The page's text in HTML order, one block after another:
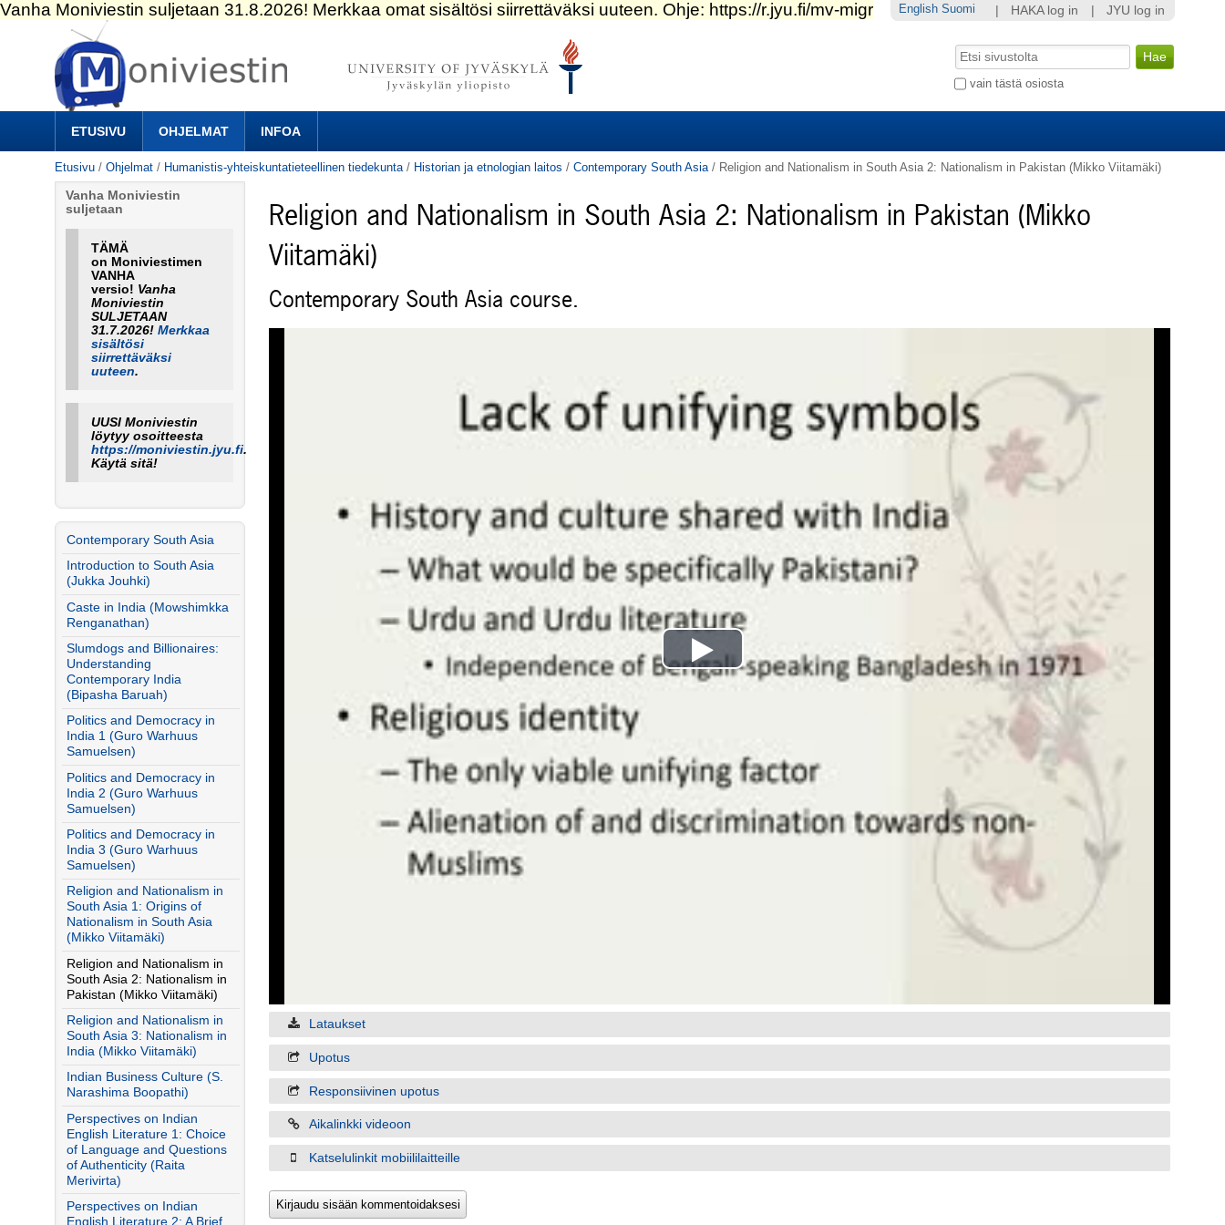
Siirry
sisältöön.
|
Siirry
navigointiin
ETUSIVU OHJELMAT INFOA
Hae
vain tästä osiosta
Laajennettu
Etusivu /Ohjelmat / Humanistis-yhteiskuntatieteellinen tiedekunta / Historian ja etnologian laitos /Contemporary South Asia / Religion and Nationalism in South Asia 2: Nationalism in Pakistan (Mikko Viitamäki)
Religion and Nationalism in South Asia 2: Nationalism in Pakistan (Mikko
Viitamäki)
Contemporary South Asia course.
Play
Lataukset
Upotus
Responsiivinen upotus
Aikalinkki videoon
Katselulinkit mobiililaitteille
Vanha Moniviestin
suljetaan
TÄMÄ
on Moniviestimen
VANHA
versio! Vanha
Moniviestin
SULJETAAN
31.7.2026! Merkkaa
sisältösi
siirrettäväksi
uuteen.
UUSI Moniviestin
löytyy osoitteesta
https://moniviestin.jyu.fi.
Käytä sitä!
Contemporary South Asia
Introduction to South Asia
(Jukka Jouhki)
Caste in India (Mowshimkka
Renganathan)
Slumdogs and Billionaires:
Understanding
Contemporary India
(Bipasha Baruah)
Politics and Democracy in
India 1 (Guro Warhuus
Samuelsen)
Politics and Democracy in
India 2 (Guro Warhuus
Samuelsen)
Politics and Democracy in
India 3 (Guro Warhuus
Samuelsen)
Religion and Nationalism in
South Asia 1: Origins of
Nationalism in South Asia
(Mikko Viitamäki)
Religion and Nationalism in
South Asia 2: Nationalism in
Pakistan (Mikko Viitamäki)
Religion and Nationalism in
South Asia 3: Nationalism in
India (Mikko Viitamäki)
Indian Business Culture (S.
Narashima Boopathi)
Perspectives on Indian
English Literature 1: Choice
of Language and Questions
of Authenticity (Raita
Merivirta)
Perspectives on Indian
English Literature 2: A Brief
HAKA log in JYU log in
English Suomi